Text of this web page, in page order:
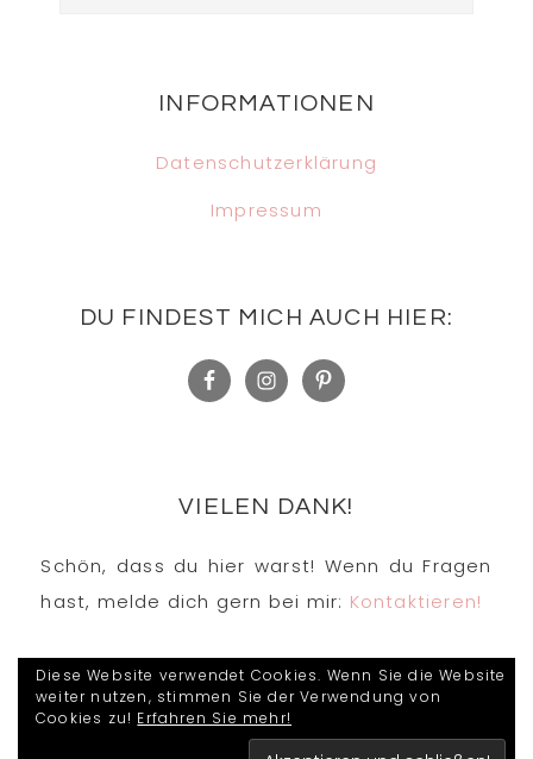
INFORMATIONEN
Datenschutzerklärung
Impressum
DU FINDEST MICH AUCH HIER:
VIELEN DANK!
Schön, dass du hier warst! Wenn du Fragen
hast, melde dich gern bei mir: Kontaktieren!
COPYRIGHT © 2026 · KIDESOS STEMPELWELT ·
Diese Website verwendet Cookies. Wenn Sie die Website
weiter nutzen, stimmen Sie der Verwendung von
Cookies zu! Erfahren Sie mehr!